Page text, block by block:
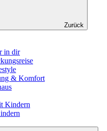
Zurück
in dir
& Komfort
Kindern